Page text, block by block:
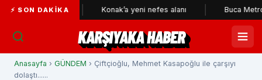
⚡ SON DAKIKAKonak’a yeni nefes alanı Buca Metrosu'nda
KARŞIYAKA HABER
Anasayfa › GÜNDEM › Çiftçioğlu, Mehmet Kasapoğlu ile çarşıyı
dolaştı......